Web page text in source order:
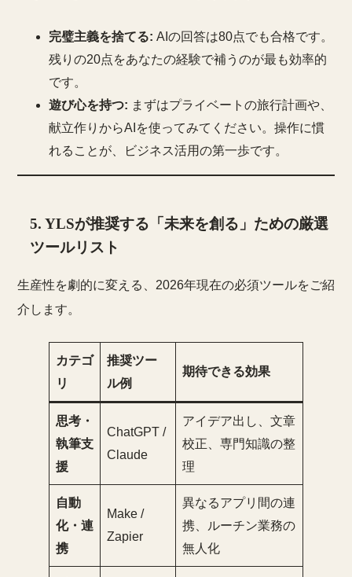
完璧主義を捨てる: AIの回答は80点でも合格です。
残りの20点をあなたの経験で補うのが最も効率的
です。
遊び心を持つ: まずはプライベートの旅行計画や、
献立作りからAIを使ってみてください。操作に慣
れることが、ビジネス活用の第一歩です。
5. YLSが推奨する「未来を創る」ための厳選
ツールリスト
生産性を劇的に変える、2026年現在の必須ツールをご紹
介します。
カテゴ
リ
推奨ツー
ル例
期待できる効果
思考・
執筆支
援
ChatGPT /
Claude
アイデア出し、文章
校正、専門知識の整
理
自動
化・連
携
Make /
Zapier
異なるアプリ間の連
携、ルーチン業務の
無人化